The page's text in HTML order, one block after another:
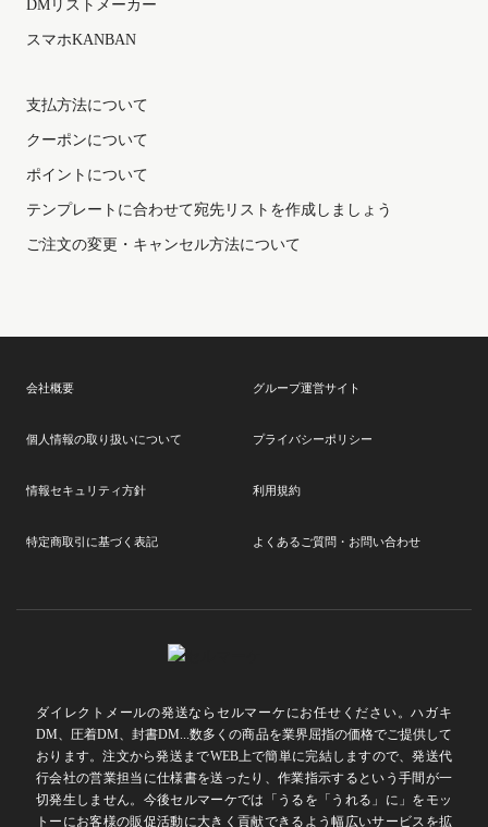
DMリストメーカー
スマホKANBAN
支払方法について
クーポンについて
ポイントについて
テンプレートに合わせて宛先リストを作成しましょう
会社概要 グループ運営サイト
個人情報の取り扱いについて プライバシーポリシー
情報セキュリティ方針 利用規約
特定商取引に基づく表記 よくあるご質問・お問い合わせ
ダイレクトメールの発送ならセルマーケにお任せください。ハガキ
DM、圧着DM、封書DM...数多くの商品を業界屈指の価格でご提供して
おります。注文から発送までWEB上で簡単に完結しますので、発送代
行会社の営業担当に仕様書を送ったり、作業指示するという手間が一
切発生しません。今後セルマーケでは「うるを「うれる」に」をモッ
トーにお客様の販促活動に大きく貢献できるよう幅広いサービスを拡